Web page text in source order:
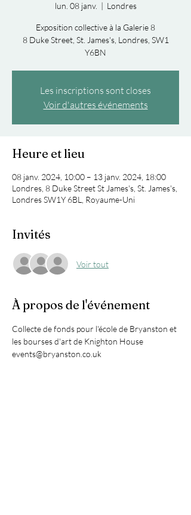
lun. 08 janv.
  |
Londres
Exposition collective à la Galerie 8
8 Duke Street, St. James's, Londres, SW1
Y6BN
Les inscriptions sont closes
Voir d'autres événements
Heure et lieu
08 janv. 2024, 10:00 – 13 janv. 2024, 18:00
Londres, 8 Duke Street St James's, St. James's,
Londres SW1Y 6BL, Royaume-Uni
Invités
Voir tout
À propos de l'événement
Collecte de fonds pour l'école de Bryanston et
les bourses d'art de Knighton House
events@bryanston.co.uk